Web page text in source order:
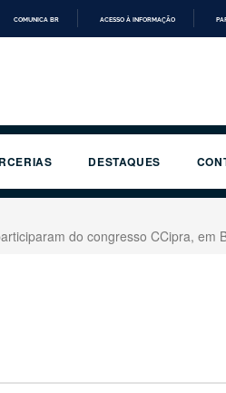
COMUNICA BR ACESSO À INFORMAÇÃO
DESTAQUES
do congresso CCipra, em